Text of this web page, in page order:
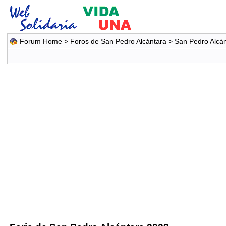
Forum Home> Foros de San Pedro Alcántara > San Pedro